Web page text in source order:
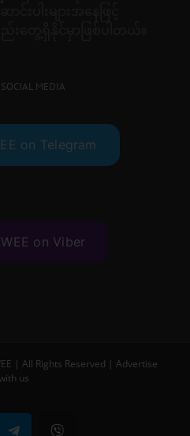
MEDIA
on Telegram
on Viber
| All Rights Reserved | Advertise
us